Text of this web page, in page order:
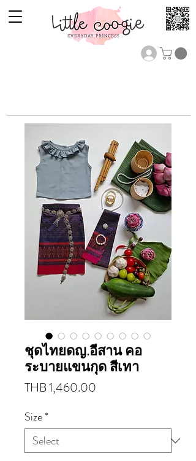
ชุดไทยดญ.อีสาน คอ
ระบายแขนกุด สีเทา
THB 1,460.00
Size*